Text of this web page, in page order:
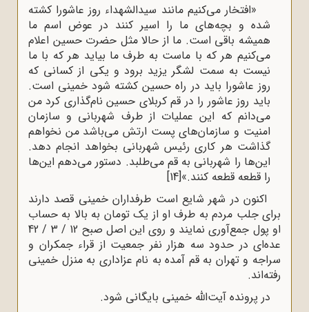
«افتخار می‌کنیم مانند سیدالشهداء روز عاشورا کشته
شده و بچه‌های ما را اسیر کنند در عوض اسم ما
همیشه باقی است. ما از حالا مثل حضرت حسین اعلام
می‌کنیم هر که با ماست به طرف ما بیاید هر که با ما
نیست به سمت لشگر یزید برود و یکی از کسانی که
روز عاشورا باید در راه حسین کشته شود خمینی است.
باید روز عاشور را در قم کربلای حسین نام‌گذاری کرد من
می‌دانم که این عملیات از طرف شهربانی و سازمان
امنیت و سازمان‌های پست ارتش می‌باشد من نخواهم
گذاشت هر کاری رئیس شهربانی بخواهد انجام دهد.
این‌ها را شهربانی به قم می‌طلبد. دستور می‌دهم این‌ها
را قطعه قطعه کنند.»[14]
اکنون در شهر شایع است طرفداران خمینی قصد دارند
برای جلب مردم به طرف او از یک تومان به بالا به حساب
او پول جمع‌آوری نمایند و روی این اصل صبح 12 / 3 / 42
عده‌ای در حدود سه هزار نفر جمعیت از قراء جمکران و
سراجه و تهران به قم آمده به نام عزاداری به منزل خمینی
رفته‌اند.
در پرونده آیت‌الله خمینی بایگانی شود.